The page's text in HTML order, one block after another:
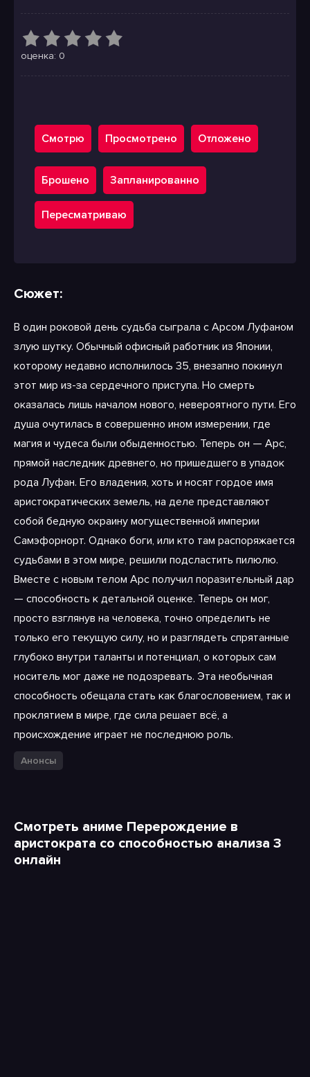
оценка: 0
Смотрю Просмотрено Отложено
Брошено Запланированно
Пересматриваю
Сюжет:
В один роковой день судьба сыграла с Арсом Луфаном
злую шутку. Обычный офисный работник из Японии,
которому недавно исполнилось 35, внезапно покинул
этот мир из-за сердечного приступа. Но смерть
оказалась лишь началом нового, невероятного пути. Его
душа очутилась в совершенно ином измерении, где
магия и чудеса были обыденностью. Теперь он — Арс,
прямой наследник древнего, но пришедшего в упадок
рода Луфан. Его владения, хоть и носят гордое имя
аристократических земель, на деле представляют
собой бедную окраину могущественной империи
Самэфорнорт. Однако боги, или кто там распоряжается
судьбами в этом мире, решили подсластить пилюлю.
Вместе с новым телом Арс получил поразительный дар
— способность к детальной оценке. Теперь он мог,
просто взглянув на человека, точно определить не
только его текущую силу, но и разглядеть спрятанные
глубоко внутри таланты и потенциал, о которых сам
носитель мог даже не подозревать. Эта необычная
способность обещала стать как благословением, так и
проклятием в мире, где сила решает всё, а
происхождение играет не последнюю роль.
Анонсы
Смотреть аниме Перерождение в
аристократа со способностью анализа 3
онлайн